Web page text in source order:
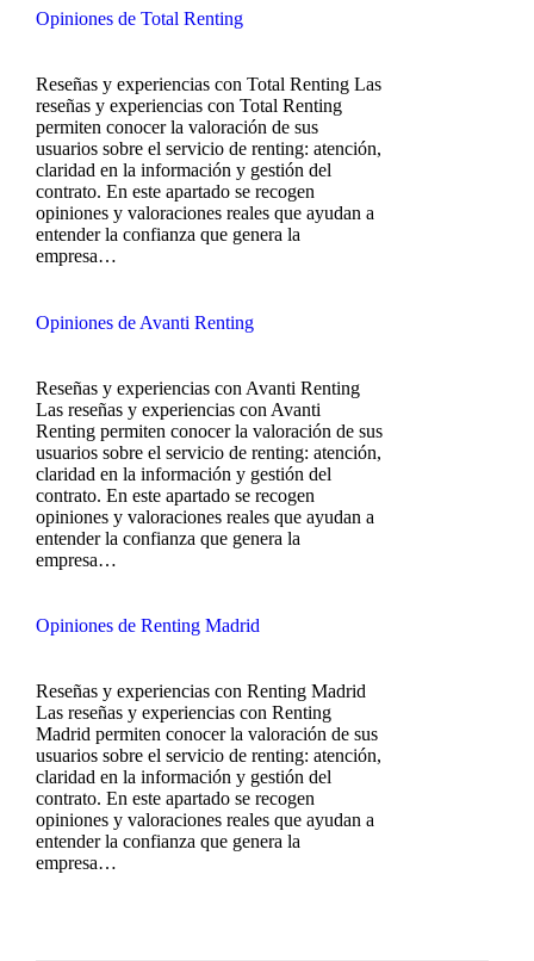
Opiniones de Total Renting
Reseñas y experiencias con Total Renting Las
reseñas y experiencias con Total Renting
permiten conocer la valoración de sus
usuarios sobre el servicio de renting: atención,
claridad en la información y gestión del
contrato. En este apartado se recogen
opiniones y valoraciones reales que ayudan a
entender la confianza que genera la
empresa…
Opiniones de Avanti Renting
Reseñas y experiencias con Avanti Renting
Las reseñas y experiencias con Avanti
Renting permiten conocer la valoración de sus
usuarios sobre el servicio de renting: atención,
claridad en la información y gestión del
contrato. En este apartado se recogen
opiniones y valoraciones reales que ayudan a
entender la confianza que genera la
empresa…
Opiniones de Renting Madrid
Reseñas y experiencias con Renting Madrid
Las reseñas y experiencias con Renting
Madrid permiten conocer la valoración de sus
usuarios sobre el servicio de renting: atención,
claridad en la información y gestión del
contrato. En este apartado se recogen
opiniones y valoraciones reales que ayudan a
entender la confianza que genera la
empresa…